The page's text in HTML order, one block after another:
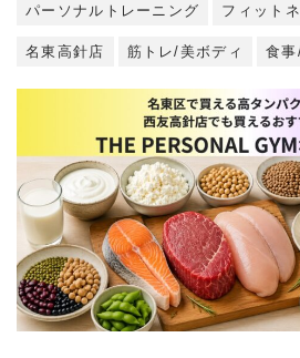
パーソナルトレーニング フィット
名東高針店 筋トレ/美ボディ 食事